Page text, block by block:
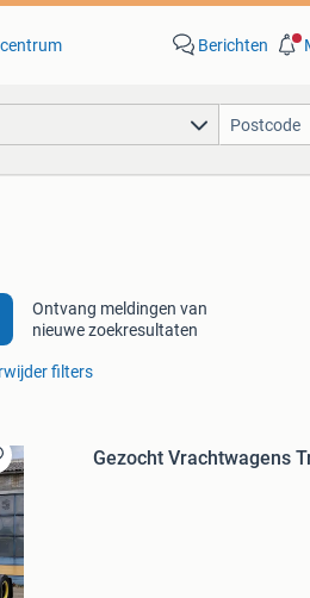
Berichten
Ontvang meldingen van
nieuwe zoekresultaten
filters
Gezocht Vrachtwagens